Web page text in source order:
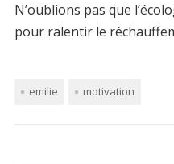
N’oublions pas que
pour ralentir le
emilie motivation